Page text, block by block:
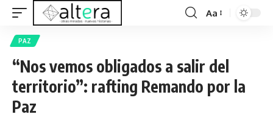
Aa
PAZ
“Nos vemos obligados a salir del
territorio”: rafting Remando por la
Paz